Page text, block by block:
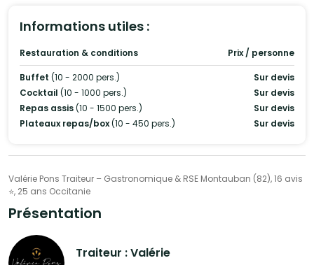
Informations utiles :
Restauration & conditions Prix / personne
Buffet (10 - 2000 pers.)
Sur devis
Cocktail (10 - 1000 pers.)
Sur devis
Repas assis(10 - 1500 pers.)
Sur devis
Plateaux repas/box(10 - 450 pers.) Sur devis
Valérie Pons Traiteur – Gastronomique & RSE Montauban (82), 16 avis
⭐, 25 ans Occitanie
Présentation
Traiteur : Valérie